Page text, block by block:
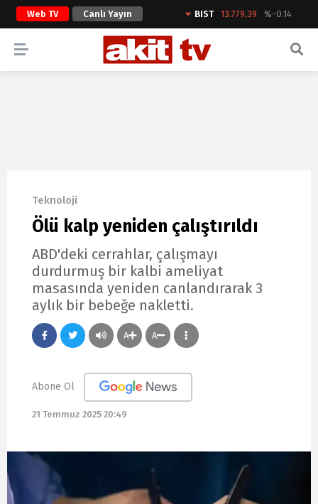
Web TV Canlı Yayın BIST 13.779,39 %-0.14
ARAMA YAP
Teknoloji
Ölü kalp yeniden çalıştırıldı
ABD'deki cerrahlar, çalışmayı
durdurmuş bir kalbi ameliyat
masasında yeniden canlandırarak 3
aylık bir bebeğe nakletti.
A A
Abone Ol
21 Temmuz 2025 20:49